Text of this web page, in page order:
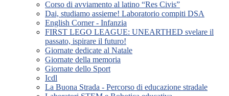
Corso di avviamento al latino “Res Civis”
Dai, studiamo assieme! Laboratorio compiti DSA
English Corner - Infanzia
FIRST LEGO LEAGUE: UNEARTHED svelare il
passato, ispirare il futuro!
Giornate dedicate al Natale
Giornate della memoria
Giornate dello Sport
Icdl
La Buona Strada - Percorso di educazione stradale